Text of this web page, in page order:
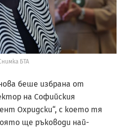
БТА
беше избрана от
на Софийския
Охридски“, с което тя
ще ръководи най-